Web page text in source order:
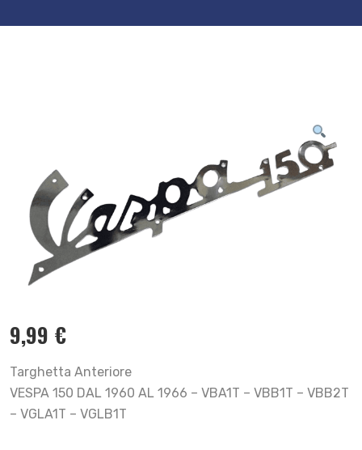
9,99 €
Targhetta Anteriore
VESPA 150 DAL 1960 AL 1966 – VBA1T – VBB1T – VBB2T
– VGLA1T – VGLB1T